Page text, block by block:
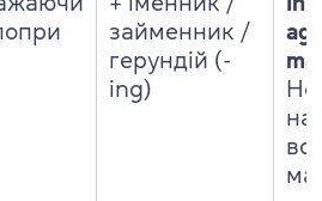
займенник /
герундій (-
ing)
на